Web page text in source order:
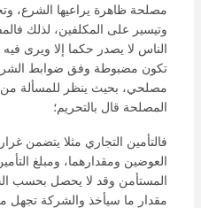
مصلحة ظاهرة يراعيها الشرع،
وتيسير على المكلفين، لذلك
الناس لا يصدر حكما إلا ويرى
تكون مضبوطة وفق ضوابط الشرع
مصلحي، بحيث ينظر للمسألة من
المصلحة قال بالتحريم؛
فالتأمين التجاري مثلا يتضمن
العوضين ومقدارهما، ومبلغ
المستأمن وقد لا يحصل بحسب
مقدار ما سيأخذ والشركة تجهل